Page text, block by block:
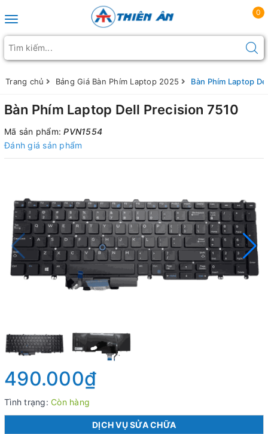
Toggle navigation
0
Trang chủ Bảng Giá Bàn Phím Laptop 2025 Bàn Phím Laptop
Bàn Phím Laptop Dell Precision 7510
Mã sản phẩm:PVN1554
Đánh giá sản phẩm
490.000₫
Tình trạng: Còn hàng
DỊCH VỤ SỬA CHỮA